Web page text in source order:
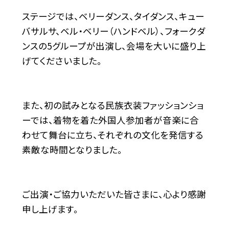
ステージでは、ベリーダンス、タイダンス、キュー
バサルサ、ベル・ベリー（ハンドベル）、フォークダ
ンスの5グループが出演し、会場を大いに盛り上
げてくださいました。
また、初の試みとなる民族衣装ファッションショ
ーでは、着物を着た外国人参加者が音楽に合
わせて舞台に立ち、それぞれの文化を発信する
素敵な時間となりました。
ご出演・ご協力いただいた皆さまに、心より感謝
申し上げます。